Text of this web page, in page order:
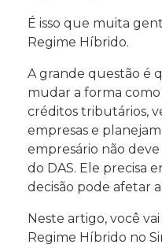
É isso que muita
Regime Híbrido.
A grande questão é
mudar a forma
créditos tributários,
empresas e
empresário não
do DAS. Ele precisa
decisão pode afetar
Neste artigo, você
Regime Híbrido no